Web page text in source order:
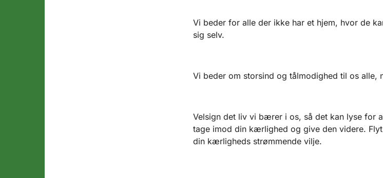
Vi beder for alle der ikke har et hjem, hvor de
sig selv.
Vi beder om storsind og tålmodighed til os alle,
Velsign det liv vi bærer i os, så det kan lyse for
tage imod din kærlighed og give den videre.
din kærligheds strømmende vilje.